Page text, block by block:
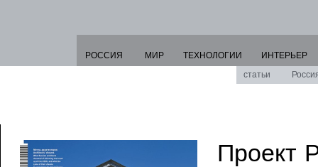
РОССИЯ МИР ТЕХНОЛОГИИ
ИНТЕРЬЕР
статьи
Проект